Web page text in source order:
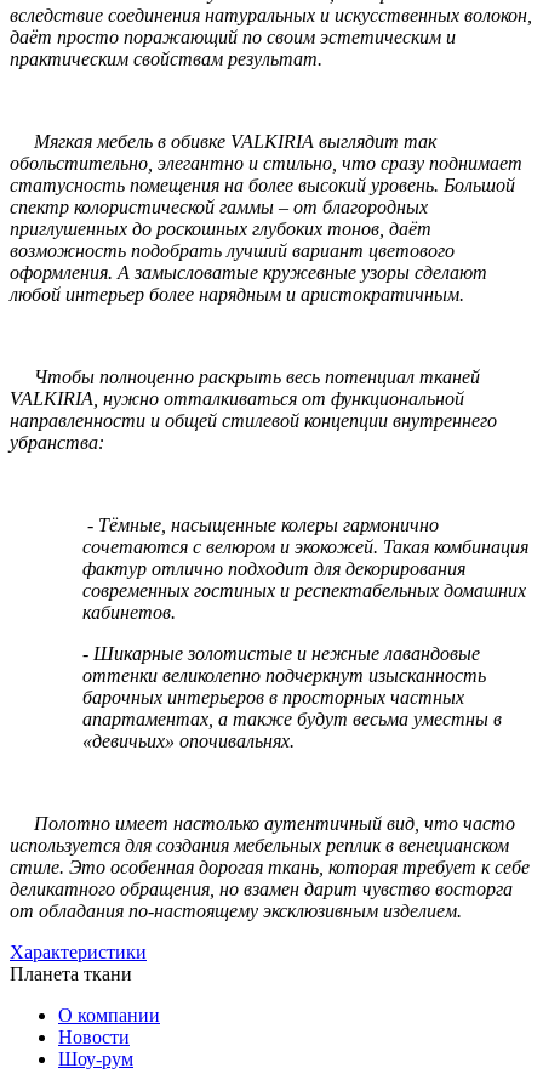
вследствие соединения натуральных и искусственных волокон,
даёт просто поражающий по своим эстетическим и
практическим свойствам результат.
Мягкая мебель в обивке VALKIRIA выглядит так
обольстительно, элегантно и стильно, что сразу поднимает
статусность помещения на более высокий уровень. Большой
спектр колористической гаммы – от благородных
приглушенных до роскошных глубоких тонов, даёт
возможность подобрать лучший вариант цветового
оформления. А замысловатые кружевные узоры сделают
любой интерьер более нарядным и аристократичным.
Чтобы полноценно раскрыть весь потенциал тканей
VALKIRIA, нужно отталкиваться от функциональной
направленности и общей стилевой концепции внутреннего
убранства:
- Тёмные, насыщенные колеры гармонично
сочетаются с велюром и экокожей. Такая комбинация
фактур отлично подходит для декорирования
современных гостиных и респектабельных домашних
кабинетов.
- Шикарные золотистые и нежные лавандовые
оттенки великолепно подчеркнут изысканность
барочных интерьеров в просторных частных
апартаментах, а также будут весьма уместны в
«девичьих» опочивальнях.
Полотно имеет настолько аутентичный вид, что часто
используется для создания мебельных реплик в венецианском
стиле. Это особенная дорогая ткань, которая требует к себе
деликатного обращения, но взамен дарит чувство восторга
от обладания по-настоящему эксклюзивным изделием.
Характеристики
Планета ткани
О компании
Новости
Шоу-рум